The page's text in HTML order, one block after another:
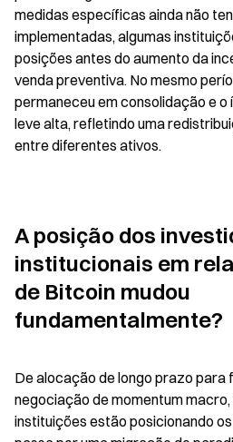
medidas específicas ainda não
implementadas, algumas
posições antes do aumento da
venda preventiva. No mesmo
permaneceu em consolidação e o
leve alta, refletindo uma
entre diferentes ativos.
A posição dos
institucionais em
de Bitcoin mudou
fundamentalmente?
De alocação de longo prazo para
negociação de momentum
instituições estão posicionando